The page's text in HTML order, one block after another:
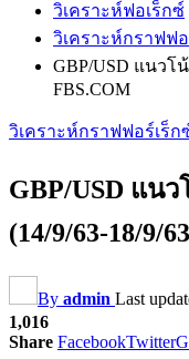
วิเคราะห์ฟอเร็กซ์
วิเคราะห์กราฟฟ
GBP/USD แนวโ
FBS.COM
วิเคราะห์กราฟฟอร์เร็ก
GBP/USD แน
(14/9/63-18/9/
By admin Last
1,016
Share FacebookTwitter